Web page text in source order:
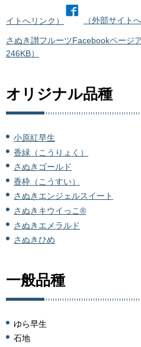
イトへリンク） （外部サイト
さぬき讃フルーツFacebookページ
246KB）
オリジナル品種
小原紅早生
香緑（こうりょく）
さぬきゴールド
香枠（こうすい）
さぬきエンジェルスイート
さぬきキウイっこ®
さぬきエメラルド
さぬきひめ
一般品種
ゆら早生
石地